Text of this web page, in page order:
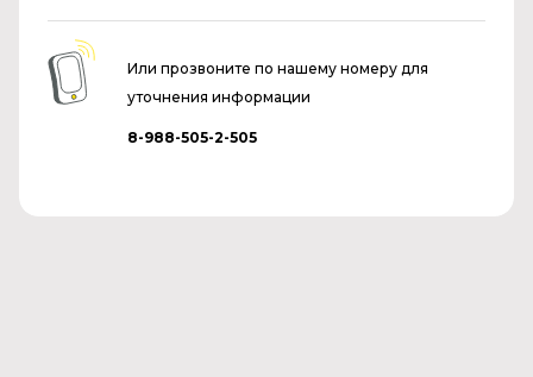
Или прозвоните по нашему номеру для
уточнения информации
8-988-505-2-505